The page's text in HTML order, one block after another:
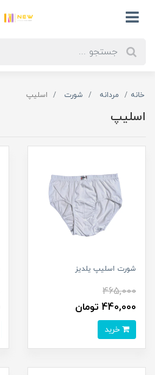
خانه مردانه شورت اسلیپ
اسلیپ
شورت اسلیپ یلدیز
465,000
440,000 تومان